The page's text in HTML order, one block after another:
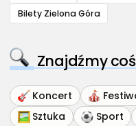
Bilety Zielona Góra
Znajdźmy
Koncert
Sztuka
Sport